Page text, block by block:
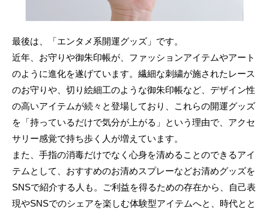
最後は、「エンタメ系開運グッズ」です。
近年、お守りや御朱印帳が、ファッションアイテムやアート
のように進化を遂げています。繊細な刺繍が施されたレース
のお守りや、切り絵細工のような御朱印帳など、デザイン性
の高いアイテムが続々と登場しており、これらの開運グッズ
を「持っているだけで気分が上がる」という理由で、アクセ
サリー感覚で持ち歩く人が増えています。
また、手指の消毒だけでなく心身を清めることのできるアイ
テムとして、おすすめのお清めスプレーなどお清めグッズを
SNSで紹介する人も。ご利益を得るための存在から、自己表
現やSNSでのシェアを楽しむ体験型アイテムへと、時代とと